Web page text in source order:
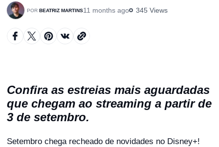
BEATRIZ MARTINS11 months ago 345 Views
Confira as estreias mais aguardadas
que chegam ao streaming a partir de
3 de setembro.
Setembro chega recheado de novidades no Disney+!